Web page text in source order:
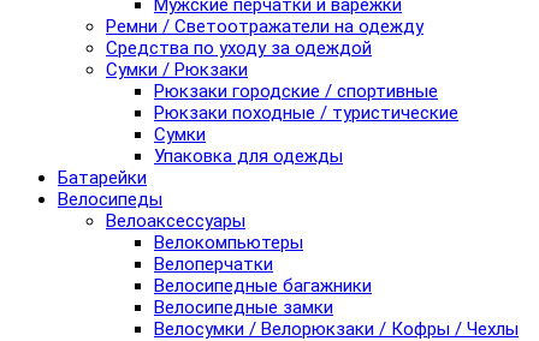
Мужские перчатки и варежки
Ремни / Светоотражатели на одежду
Средства по уходу за одеждой
Сумки / Рюкзаки
Рюкзаки городские / спортивные
Рюкзаки походные / туристические
Сумки
Упаковка для одежды
Батарейки
Велосипеды
Велоаксессуары
Велокомпьютеры
Велоперчатки
Велосипедные багажники
Велосипедные замки
Велосумки / Велорюкзаки / Кофры / Чехлы